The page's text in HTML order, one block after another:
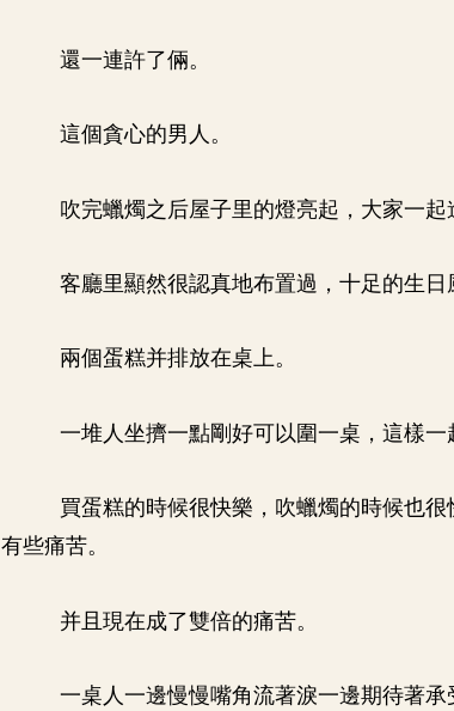
還一連許了倆。
這個貪心的男人。
吹完蠟燭之后屋子里的燈亮起，大家一起
客廳里顯然很認真地布置過，十足的生日
兩個蛋糕并排放在桌上。
一堆人坐擠一點剛好可以圍一桌，這樣一
買蛋糕的時候很快樂，吹蠟燭的時候也
有些痛苦。
并且現在成了雙倍的痛苦。
一桌人一邊慢慢嘴角流著淚一邊期待著承